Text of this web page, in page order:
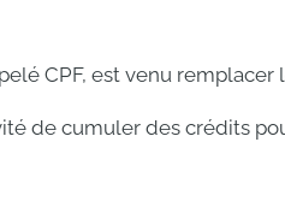
CPF, est venu remplacer
de cumuler des crédits